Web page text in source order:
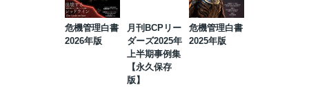
危機管理白書
2026年版
月刊BCPリー
ダーズ2025年
上半期事例集
【永久保存
版】
危機管理白書
2025年版